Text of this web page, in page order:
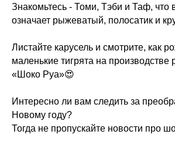
Знакомьтесь - Томи, Тэби и Таф, что
означает рыжеватый, полосатик и
Листайте карусель и смотрите, как
маленькие тигрята на производстве
«Шоко Руа»😍
Интересно ли вам следить за
Новому году?
Тогда не пропускайте новости про